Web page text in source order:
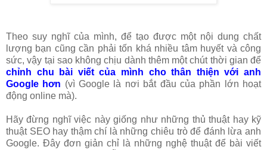
Theo suy nghĩ của mình, để tạo được một nội dung chất
lượng bạn cũng cần phải tốn khá nhiều tâm huyết và công
sức, vậy tại sao không chịu dành thêm một chút thời gian để
chỉnh chu bài viết của mình cho thân thiện với anh
Google hơn (vì Google là nơi bắt đầu của phần lớn hoạt
động online mà).
Hãy đừng nghĩ việc này giống như những thủ thuật hay kỹ
thuật SEO hay thậm chí là những chiêu trò để đánh lừa anh
Google. Đây đơn giản chỉ là những nghệ thuật để bài viết